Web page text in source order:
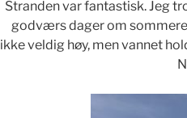
Stranden var fantastisk. Jeg
godværs dager om
ikke veldig høy, men vannet